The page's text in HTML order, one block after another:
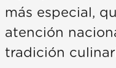
más especial,
atención
tradición